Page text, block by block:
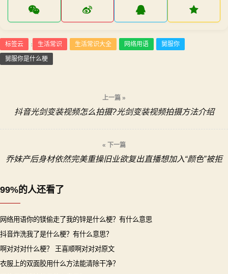
标签云 : 生活常识 生活常识大全 网络用语 舅服你
舅服你是什么梗
航
上一篇 »
抖音光剑变装视频怎么拍摄?光剑变装视频拍摄方法介绍
« 下一篇
乔妹产后身材依然完美重操旧业欲复出直播想加入“颜色”被拒
99%的人还看了
网络用语你的镁偷走了我的锌是什么梗？有什么意思
抖音炸洗我了是什么梗？有什么意思？
啊对对对什么梗？ 王喜顺啊对对对原文
衣服上的双面胶用什么方法能清除干净？